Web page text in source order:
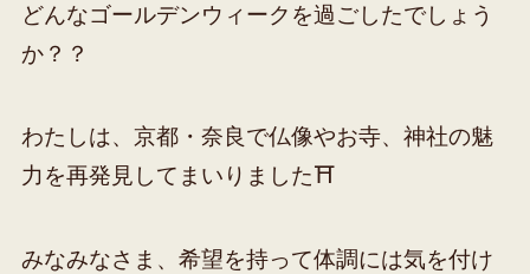
どんなゴールデンウィークを過ごしたでしょう
か？？
わたしは、京都・奈良で仏像やお寺、神社の魅
力を再発見してまいりました⛩
みなみなさま、希望を持って体調には気を付け